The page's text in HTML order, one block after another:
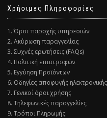
Χρήσιμες Πληροφορίες
1. Όροι παροχής υπηρεσιών
2. Ακύρωση παραγγελίας
3. Συχνές ερωτήσεις (FAQs)
4. Πολιτική επιστροφών
5. Εγγύηση Προϊόντων
6. Οδηγίες αποφυγής
7. Γενικοί όροι χρήσης
8. Τηλεφωνικές παραγγελίες
9. Τρόποι Πληρωμής